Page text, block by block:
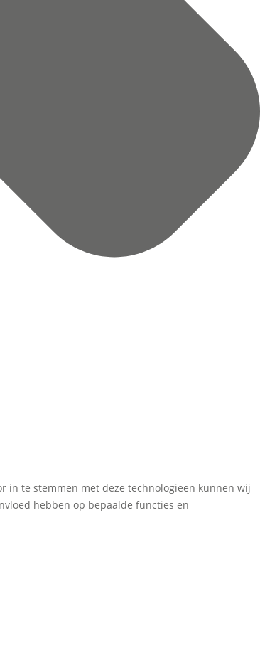
in te stemmen met deze technologieën kunnen wij
hebben op bepaalde functies en